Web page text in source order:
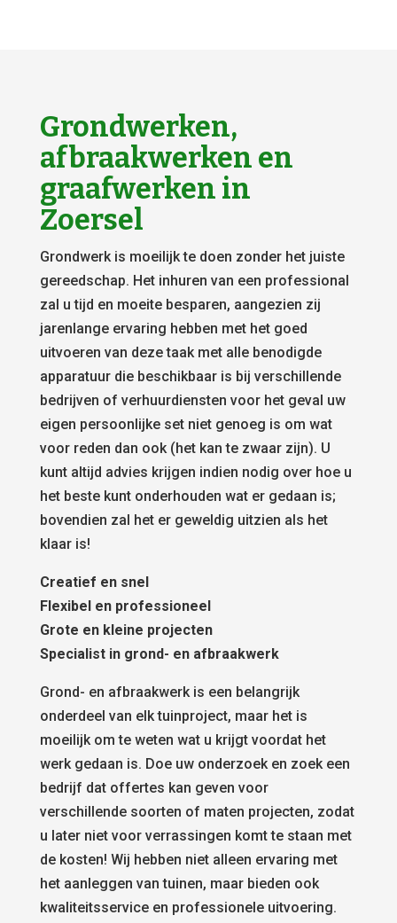
Grondwerken,
afbraakwerken en
graafwerken in
Zoersel
Grondwerk is moeilijk te doen zonder het juiste
gereedschap. Het inhuren van een professional
zal u tijd en moeite besparen, aangezien zij
jarenlange ervaring hebben met het goed
uitvoeren van deze taak met alle benodigde
apparatuur die beschikbaar is bij verschillende
bedrijven of verhuurdiensten voor het geval uw
eigen persoonlijke set niet genoeg is om wat
voor reden dan ook (het kan te zwaar zijn). U
kunt altijd advies krijgen indien nodig over hoe u
het beste kunt onderhouden wat er gedaan is;
bovendien zal het er geweldig uitzien als het
klaar is!
Creatief en snel
Flexibel en professioneel
Grote en kleine projecten
Specialist in grond- en afbraakwerk
Grond- en afbraakwerk is een belangrijk
onderdeel van elk tuinproject, maar het is
moeilijk om te weten wat u krijgt voordat het
werk gedaan is. Doe uw onderzoek en zoek een
bedrijf dat offertes kan geven voor
verschillende soorten of maten projecten, zodat
u later niet voor verrassingen komt te staan met
de kosten! Wij hebben niet alleen ervaring met
het aanleggen van tuinen, maar bieden ook
kwaliteitsservice en professionele uitvoering.